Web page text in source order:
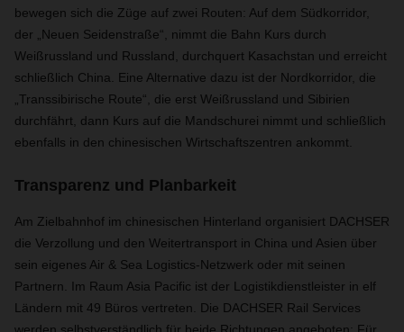
bewegen sich die Züge auf zwei Routen: Auf dem Südkorridor,
der „Neuen Seidenstraße“, nimmt die Bahn Kurs durch
Weißrussland und Russland, durchquert Kasachstan und erreicht
schließlich China. Eine Alternative dazu ist der Nordkorridor, die
„Transsibirische Route“, die erst Weißrussland und Sibirien
durchfährt, dann Kurs auf die Mandschurei nimmt und schließlich
ebenfalls in den chinesischen Wirtschaftszentren ankommt.
Transparenz und Planbarkeit
Am Zielbahnhof im chinesischen Hinterland organisiert DACHSER
die Verzollung und den Weitertransport in China und Asien über
sein eigenes Air & Sea Logistics-Netzwerk oder mit seinen
Partnern. Im Raum Asia Pacific ist der Logistikdienstleister in elf
Ländern mit 49 Büros vertreten. Die DACHSER Rail Services